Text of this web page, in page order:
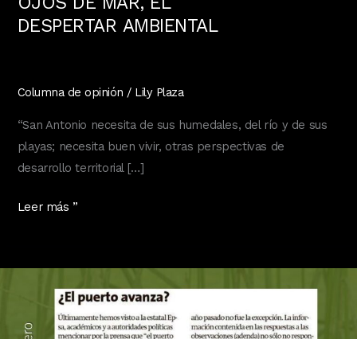
DESPERTAR AMBIENTAL
Columna de opinión / Lily Plaza
“San Antonio necesita de sus humedales, del río y de sus
playas; necesita buen vivir, otras perspectivas de
desarrollo territorial […]
OJOS
EL
DESPERTAR AMBIENTAL
Leer más ”